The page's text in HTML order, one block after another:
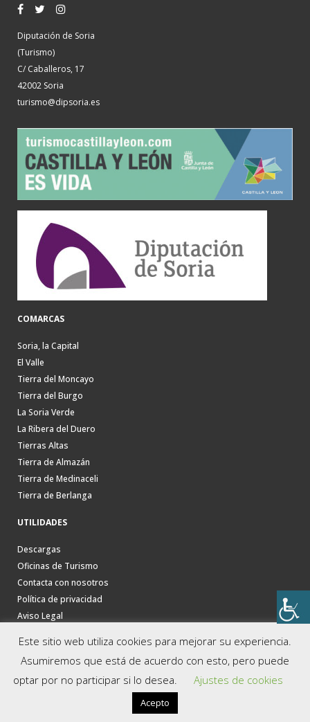
Diputación de Soria
(Turismo)
C/ Caballeros, 17
42002 Soria
turismo@dipsoria.es
COMARCAS
Soria, la Capital
El Valle
Tierra del Moncayo
Tierra del Burgo
La Soria Verde
La Ribera del Duero
Tierras Altas
Tierra de Almazán
Tierra de Medinaceli
Tierra de Berlanga
UTILIDADES
Descargas
Oficinas de Turismo
Contacta con nosotros
Política de privacidad
Aviso Legal
Este sitio web utiliza cookies para mejorar su experiencia.
Asumiremos que está de acuerdo con esto, pero puede
optar por no participar si lo desea.
Ajustes de cookies
Acepto